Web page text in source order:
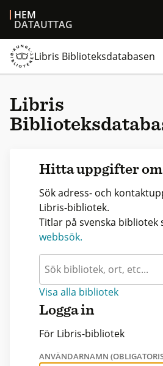
HEM
DATAUTTAG
Libris Biblioteksdatabasen
Libris
Hitta uppgifter
Sök adress- och
Libris-bibliotek.
Titlar på svenska bibliotek
webbsök.
Visa alla bibliotek
Logga in
För Libris-bibliotek
ANVÄNDARNAMN